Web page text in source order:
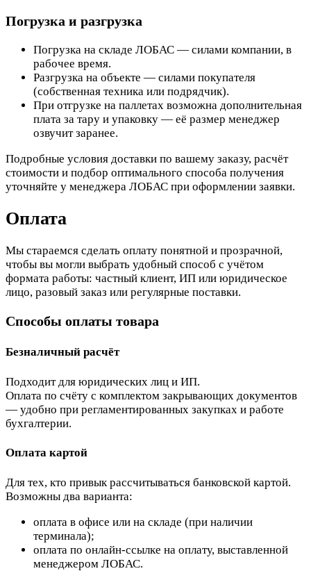
Погрузка и разгрузка
Погрузка на складе ЛОБАС — силами компании, в
рабочее время.
Разгрузка на объекте — силами покупателя
(собственная техника или подрядчик).
При отгрузке на паллетах возможна дополнительная
плата за тару и упаковку — её размер менеджер
озвучит заранее.
Подробные условия доставки по вашему заказу, расчёт
стоимости и подбор оптимального способа получения
уточняйте у менеджера ЛОБАС при оформлении заявки.
Оплата
Мы стараемся сделать оплату понятной и прозрачной,
чтобы вы могли выбрать удобный способ с учётом
формата работы: частный клиент, ИП или юридическое
лицо, разовый заказ или регулярные поставки.
Способы оплаты товара
Безналичный расчёт
Подходит для юридических лиц и ИП.
Оплата по счёту с комплектом закрывающих документов
— удобно при регламентированных закупках и работе
бухгалтерии.
Оплата картой
Для тех, кто привык рассчитываться банковской картой.
Возможны два варианта:
оплата в офисе или на складе (при наличии
терминала);
оплата по онлайн-ссылке на оплату, выставленной
менеджером ЛОБАС.